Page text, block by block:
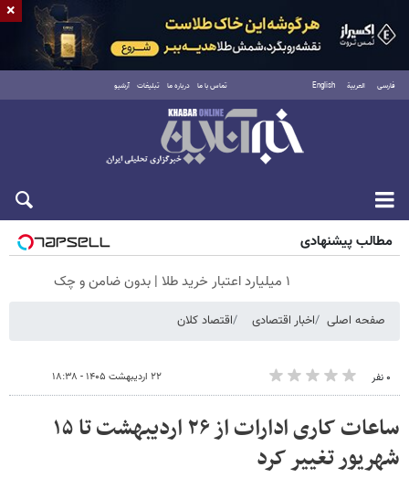
فارسی العربية English تماس با ما درباره ما تبلیغات آرشیو
پنجشنبه ۱۵ مرداد ۱۴۰۵
مطالب پیشنهادی
۱ میلیارد اعتبار خرید طلا | بدون ضامن و چک
صفحه اصلی اخبار اقتصادی اقتصاد کلان
۰ نفر ۲۲ اردیبهشت ۱۴۰۵ - ۱۸:۳۸
ساعات کاری ادارات از ۲۶ اردیبهشت تا ۱۵
شهریور تغییر کرد
×